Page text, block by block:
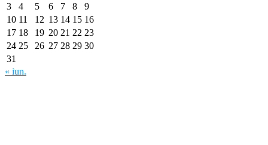
3
4 5 6 7 8
9
10 11 12 13 14 15 16
17 18 19 20 21 22 23
24 25 26 27 28 29 30
31
« iun.